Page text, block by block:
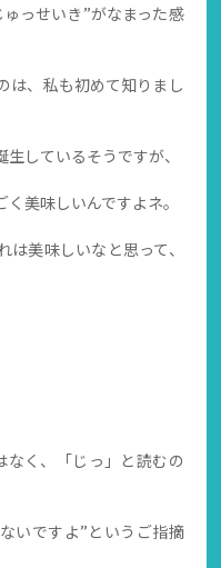
っせいき”がなまった感
は、私も初めて知りまし
しているそうですが、
美味しいんですよネ。
美味しいなと思って、
く、「じっ」と読むの
いですよ”というご指摘